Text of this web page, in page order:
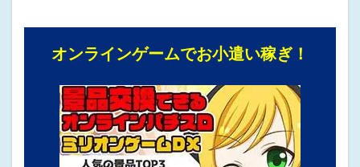
オンラインゲームでお小遣い稼ぎ！